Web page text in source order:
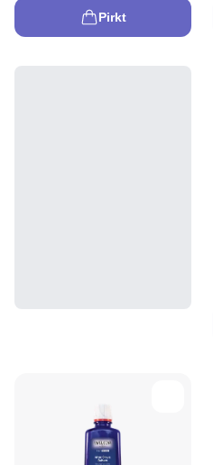
Pirkt